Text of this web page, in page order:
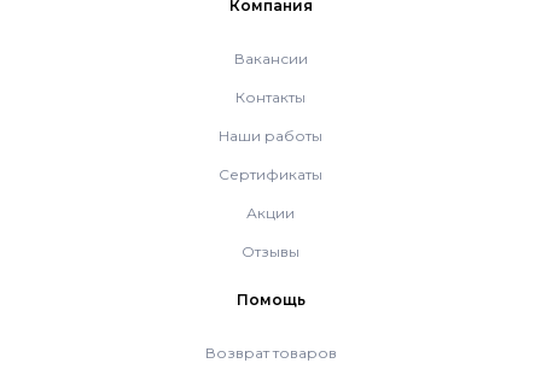
Алюминиевые радиаторы Ferroli
Компания
Вакансии
Контакты
Наши работы
Сертификаты
Акции
Отзывы
Помощь
Возврат товаров